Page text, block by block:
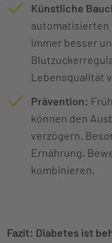
Künstliche
automatisierten
immer besser
Lebensqualität
Prävention:
können den
verzögern.
Ernährung,
kombinieren.
Fazit: Diabetes ist